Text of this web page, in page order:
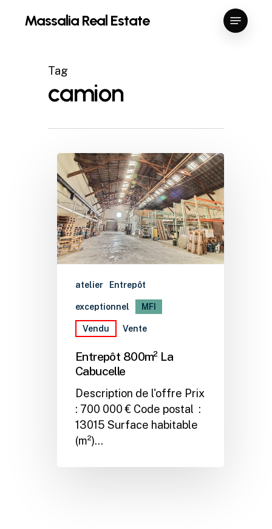
Massalia Real Estate Menu
Tag
camion
atelier Entrepôt
exceptionnel MFI
Vendu Vente
Entrepôt 800m² La
Cabucelle
Description de l'offre Prix
: 700 000 € Code postal :
13015 Surface habitable
(m²)…